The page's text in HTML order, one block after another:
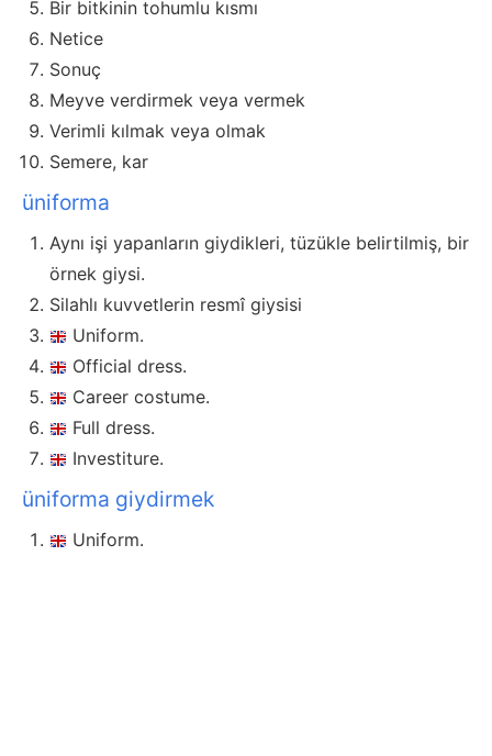
Bir bitkinin tohumlu kısmı
Netice
Sonuç
Meyve verdirmek veya vermek
Verimli kılmak veya olmak
Semere, kar
üniforma
Aynı işi yapanların giydikleri, tüzükle belirtilmiş, bir
örnek giysi.
Silahlı kuvvetlerin resmî giysisi
Uniform.
Official dress.
Career costume.
Full dress.
Investiture.
üniforma giydirmek
Uniform.